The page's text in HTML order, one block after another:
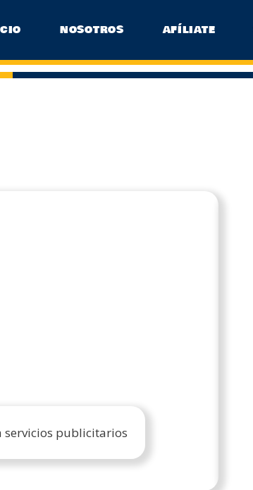
NOSOTROS AFÍLIATE
servicios publicitarios